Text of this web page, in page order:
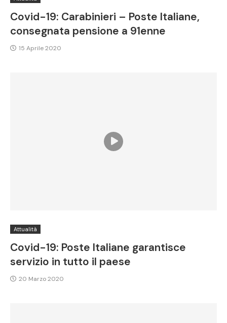
Covid-19: Carabinieri – Poste Italiane,
consegnata pensione a 91enne
15 Aprile 2020
Attualità
Covid-19: Poste Italiane garantisce
servizio in tutto il paese
20 Marzo 2020